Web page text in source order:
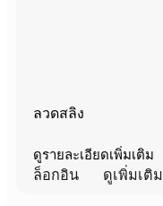
ลวดสลิง
ดูรายละเอียดเพิ่มเติม
ล็อกอิน ดูเพิ่มเติม